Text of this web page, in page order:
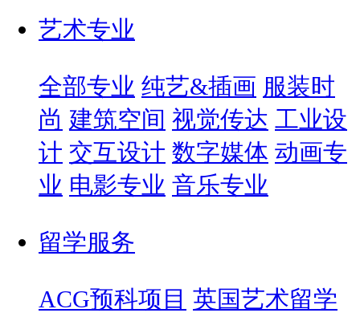
艺术专业
全部专业 纯艺&插画 服装时
尚 建筑空间 视觉传达 工业设
计 交互设计 数字媒体 动画专
业 电影专业 音乐专业
留学服务
ACG预科项目 英国艺术留学